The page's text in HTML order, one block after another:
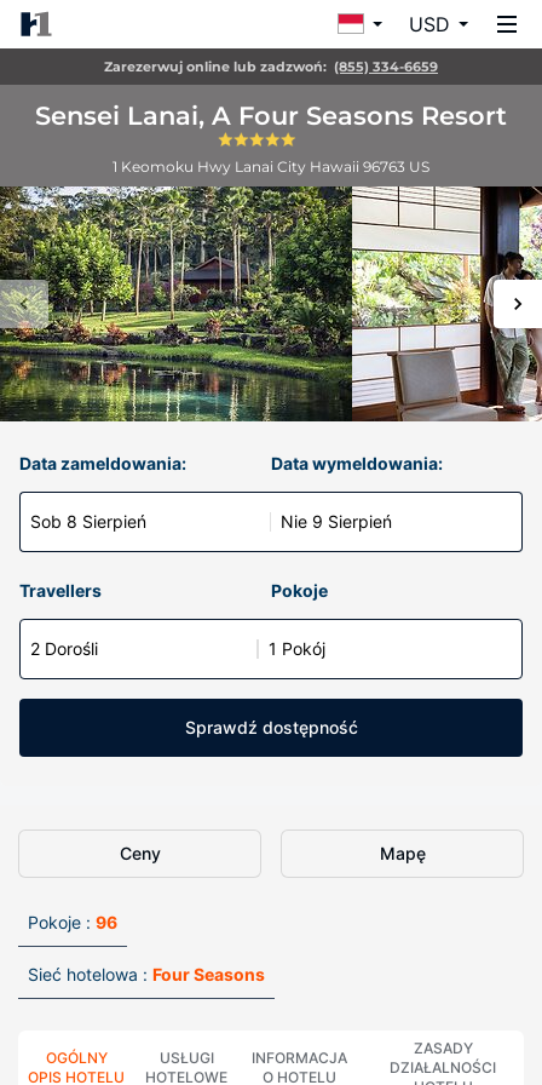
USD
Zarezerwuj online lub zadzwoń: (855) 334-6659
Sensei Lanai, A Four Seasons Resort
1 Keomoku Hwy Lanai City Hawaii 96763 US
Data zameldowania:
Sob 8 Sierpień
Data wymeldowania:
Nie 9 Sierpień
Travellers Pokoje
2 Dorośli 1 Pokój
Sprawdź dostępność
Ceny Mapę
Pokoje : 96
Sieć hotelowa : Four Seasons
OGÓLNY
OPIS HOTELU
USŁUGI
HOTELOWE
INFORMACJA
O HOTELU
ZASADY
DZIAŁALNOŚCI